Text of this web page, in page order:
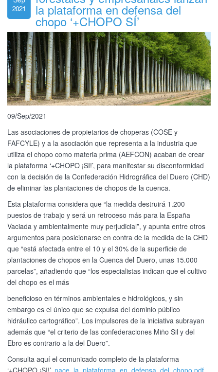
2021
la plataforma en defensa del
chopo ‘+CHOPO SÍ’
09/Sep/2021
Las asociaciones de propietarios de choperas (COSE y
FAFCYLE) y a la asociación que representa a la industria que
utiliza el chopo como materia prima (AEFCON) acaban de crear
la plataforma ‘+CHOPO ¡SI!’, para manifestar su disconformidad
con la decisión de la Confederación Hidrográfica del Duero (CHD)
de eliminar las plantaciones de chopos de la cuenca.
Esta plataforma considera que “la medida destruirá 1.200
puestos de trabajo y será un retroceso más para la España
Vaciada y ambientalmente muy perjudicial”, y apunta entre otros
argumentos para posicionarse en contra de la medida de la CHD
que “está afectada entre el 10 y el 30% de la superficie de
plantaciones de chopos en la Cuenca del Duero, unas 15.000
parcelas”, añadiendo que “los especialistas indican que el cultivo
del chopo es el más
beneficioso en términos ambientales e hidrológicos, y sin
embargo es el único que se expulsa del dominio público
hidráulico cartográfico”. Los impulsores de la iniciativa subrayan
además que “el criterio de las confederaciones Miño Sil y del
Ebro es contrario a la del Duero”.
Consulta aquí el comunicado completo de la plataforma